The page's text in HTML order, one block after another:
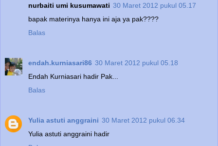
nurbaiti umi kusumawati 30 Maret 2012 pukul 05.17
bapak materinya hanya ini aja ya pak????
Balas
endah.kurniasari86 30 Maret 2012 pukul 05.18
Endah Kurniasari hadir Pak...
Balas
Yulia astuti anggraini 30 Maret 2012 pukul 06.34
Yulia astuti anggraini hadir